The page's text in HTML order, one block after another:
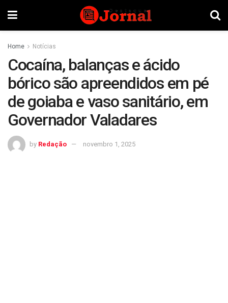
Home Notícias
Cocaína, balanças e ácido
bórico são apreendidos em pé
de goiaba e vaso sanitário, em
Governador Valadares
by Redação novembro 1, 2025